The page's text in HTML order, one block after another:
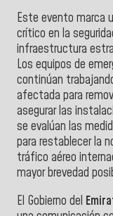
Este evento marca
crítico en la
infraestructura
Los equipos de
continúan
afectada para
asegurar las
se evalúan las
para restablecer la
tráfico aéreo
mayor brevedad
El Gobierno del